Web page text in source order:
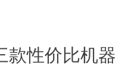
款性价比机器